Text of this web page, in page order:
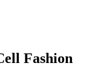
Fashion